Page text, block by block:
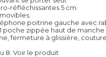
réfléchissantes 5 cm.
poitrine gauche avec
poche zippée haut de
fermeture à glissière,
8. Voir le produit